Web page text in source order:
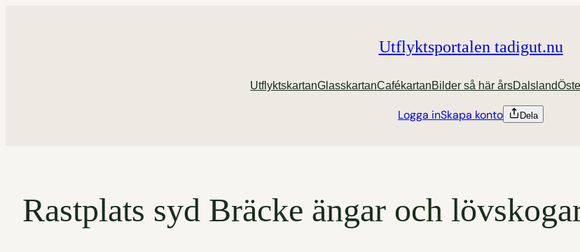
Utflyktsportalen tadigut.nu
UtflyktskartanGlasskartanCafékartanBilder så här årsDalsland
Logga inSkapa konto Dela
Rastplats syd Bräcke ängar och